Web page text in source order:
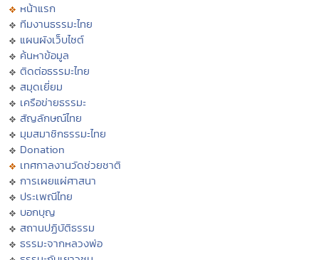
หน้าแรก
ทีมงานธรรมะไทย
แผนผังเว็บไซต์
ค้นหาข้อมูล
ติดต่อธรรมะไทย
สมุดเยี่ยม
เครือข่ายธรรมะ
สัญลักษณ์ไทย
มุมสมาชิกธรรมะไทย
Donation
เทศกาลงานวัดช่วยชาติ
การเผยแผ่ศาสนา
ประเพณีไทย
บอกบุญ
สถานปฏิบัติธรรม
ธรรมะจากหลวงพ่อ